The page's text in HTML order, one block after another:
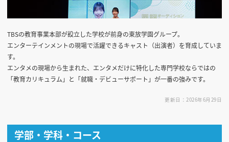
TBSの教育事業本部が設立した学校が前身の東放学園グループ。
エンターテインメントの現場で活躍できるキャスト（出演者）を育成していま
す。
エンタメの現場から生まれた、エンタメだけに特化した専門学校ならではの
「教育カリキュラム」と「就職・デビューサポート」が一番の強みです。
更新日：2026年6月29日
学部・学科・コース